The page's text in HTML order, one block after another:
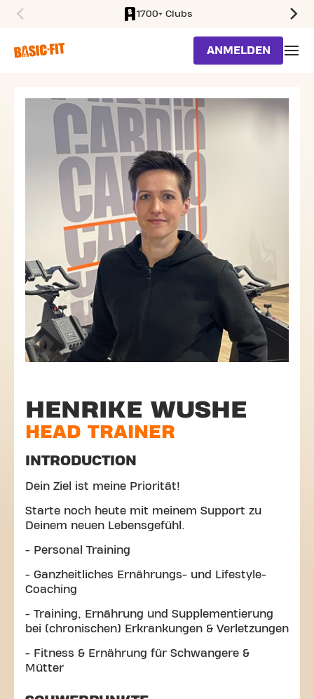
1700+ Clubs
ANMELDEN
HENRIKE WUSHE
HEAD TRAINER
INTRODUCTION
Dein Ziel ist meine Priorität!
Starte noch heute mit meinem Support zu
Deinem neuen Lebensgefühl.
- Personal Training
- Ganzheitliches Ernährungs- und Lifestyle-
Coaching
- Training, Ernährung und Supplementierung
bei (chronischen) Erkrankungen & Verletzungen
- Fitness & Ernährung für Schwangere &
Mütter